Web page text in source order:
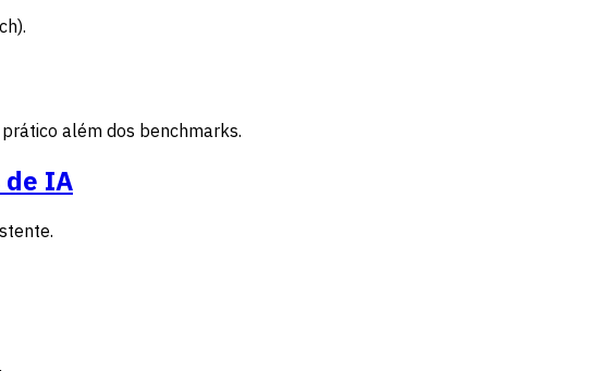
além dos benchmarks.
IA